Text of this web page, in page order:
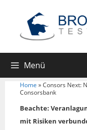
Menü
Home »Consors Next:
Consorsbank
Beachte:
mit Risiken